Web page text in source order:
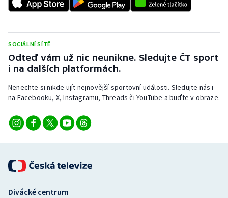
Triatlon
Veslování
Vodní slalom
Volejbal
Ostatní
SOCIÁLNÍ SÍTĚ
Odteď vám už nic neunikne. Sledujte ČT sport
i na dalších platformách.
Nenechte si nikde ujít nejnovější sportovní události. Sledujte nás i
na Facebooku, X, Instagramu, Threads či YouTube a buďte v obraze.
Divácké centrum